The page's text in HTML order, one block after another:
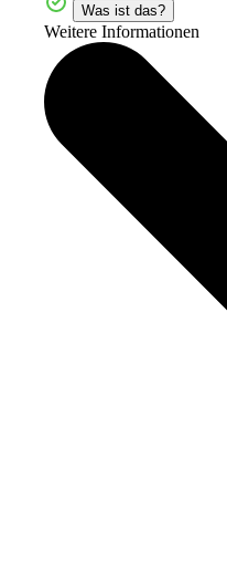
Was ist das?
Weitere Informationen